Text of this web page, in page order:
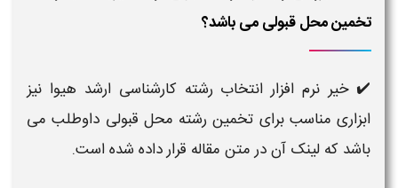
تخمین محل قبولی می باشد؟
✔️ خیر نرم افزار انتخاب رشته کارشناسی ارشد هیوا نیز
ابزاری مناسب برای تخمین رشته محل قبولی داوطلب می
باشد که لینک آن در متن مقاله قرار داده شده است.